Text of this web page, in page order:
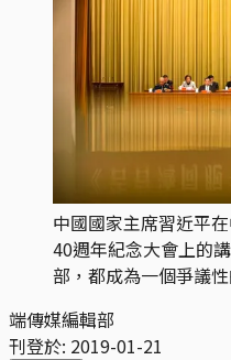
中國國家主席習近平
40週年紀念大會上的
部，都成為一個爭議性
端傳媒編輯部
刊登於: 2019-01-21